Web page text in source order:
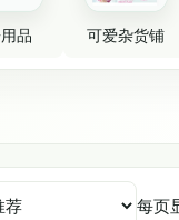
品 可爱杂货铺
每页